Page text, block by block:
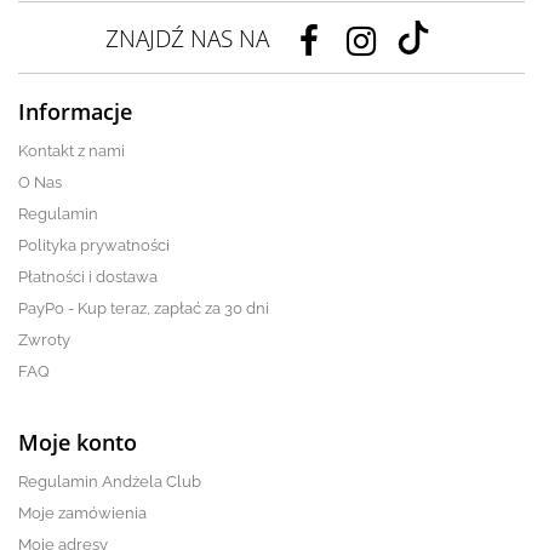
ZNAJDŹ NAS NA
Informacje
Kontakt z nami
O Nas
Regulamin
Polityka prywatności
Płatności i dostawa
PayPo - Kup teraz, zapłać za 30 dni
Zwroty
FAQ
Moje konto
Regulamin Andżela Club
Moje zamówienia
Moje adresy